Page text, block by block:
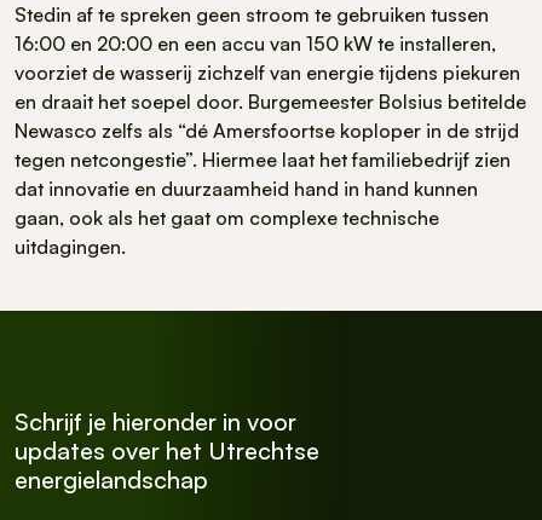
Stedin af te spreken geen stroom te gebruiken tussen
16:00 en 20:00 en een accu van 150 kW te installeren,
voorziet de wasserij zichzelf van energie tijdens piekuren
en draait het soepel door. Burgemeester Bolsius betitelde
Newasco zelfs als “dé Amersfoortse koploper in de strijd
tegen netcongestie”. Hiermee laat het familiebedrijf zien
dat innovatie en duurzaamheid hand in hand kunnen
gaan, ook als het gaat om complexe technische
uitdagingen.
Schrijf je hieronder in voor
updates over het Utrechtse
energielandschap